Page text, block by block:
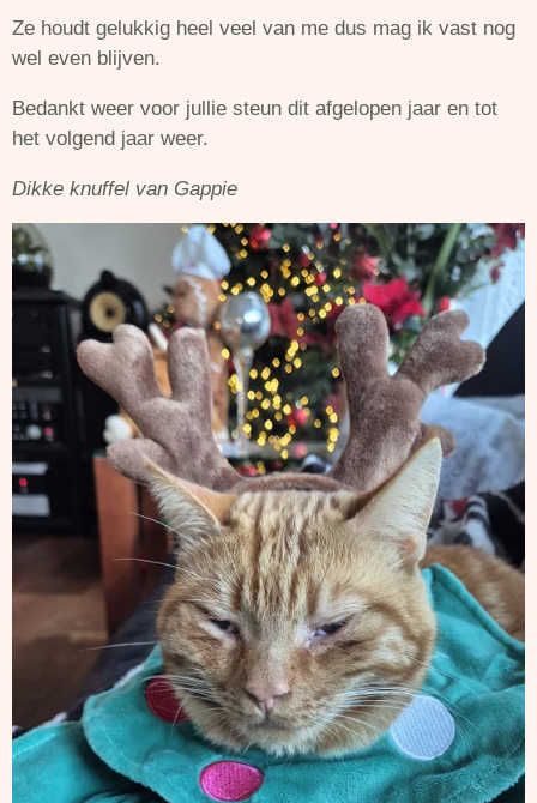
Ze houdt gelukkig heel veel van me dus mag ik vast nog
wel even blijven.
Bedankt weer voor jullie steun dit afgelopen jaar en tot
het volgend jaar weer.
Dikke knuffel van Gappie